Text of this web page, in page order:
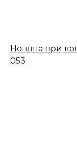
Но-шпа при
053